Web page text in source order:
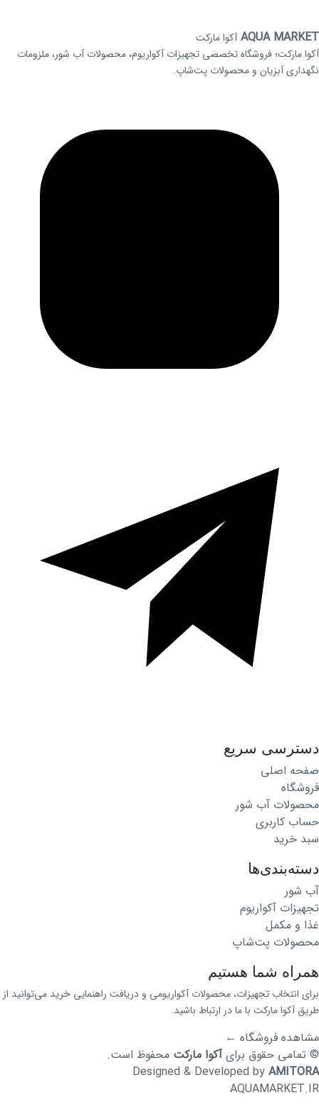
AQUA MARKET آکوا مارکت
آکوا مارکت؛ فروشگاه تخصصی تجهیزات آکواریوم، محصولات آب شور، ملزومات
نگهداری آبزیان و محصولات پت‌شاپ.
دسترسی سریع
صفحه اصلی
فروشگاه
محصولات آب شور
حساب کاربری
سبد خرید
دسته‌بندی‌ها
آب شور
تجهیزات آکواریوم
غذا و مکمل
محصولات پت‌شاپ
همراه شما هستیم
برای انتخاب تجهیزات، محصولات آکواریومی و دریافت راهنمایی خرید می‌توانید از
طریق آکوا مارکت با ما در ارتباط باشید.
مشاهده فروشگاه ←
© تمامی حقوق برایآکوا مارکت محفوظ است.
Designed & Developed by AMITORA
AQUAMARKET.IR